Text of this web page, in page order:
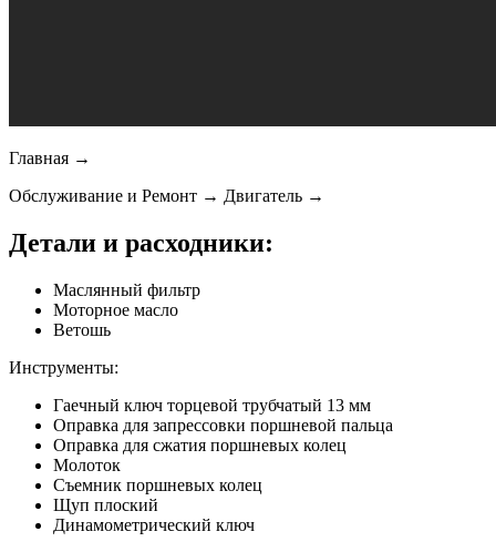
Главная →
Обслуживание и Ремонт → Двигатель →
Детали и расходники:
Маслянный фильтр
Моторное масло
Ветошь
Инструменты:
Гаечный ключ торцевой трубчатый 13 мм
Оправка для запрессовки поршневой пальца
Оправка для сжатия поршневых колец
Молоток
Съемник поршневых колец
Щуп плоский
Динамометрический ключ